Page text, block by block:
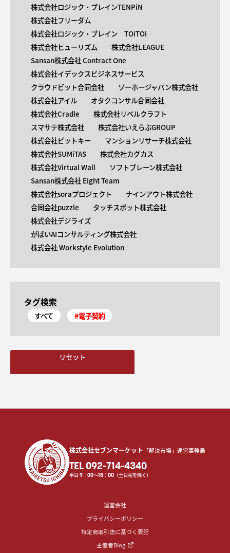
株式会社ロジック・ブレインTENPiN
株式会社フリーダム
株式会社ロジック・ブレイン TOiTOi
株式会社ヒューリズム
株式会社LEAGUE
Sansan株式会社 Contract One
株式会社イデックスビジネスサービス
クラウドビット合同会社
ゾーホージャパン株式会社
株式会社アイル
オタクコンサル合同会社
株式会社Cradle
株式会社リベルクラフト
スマサテ株式会社
株式会社いえらぶGROUP
株式会社ビットキー
マンションリサーチ株式会社
株式会社SUMiTAS
株式会社カグカス
株式会社Virtual Wall
ソフトブレーン株式会社
Sansan株式会社 Eight Team
株式会社soraプロジェクト
ナインアウト株式会社
合同会社puzzle
タッチスポット株式会社
株式会社デジライズ
がばいAIコンサルティング株式会社
株式会社 Workstyle Evolution
タグ検索
すべて #電子契約
リセット
株式会社セブンマーケット 「解決市場」運営事務局
TEL 092-714-4340
平日9 ：00〜18 ：00 （土日祝を除く）
運営会社
プライバシーポリシー
特定商取引法に基づく表記
主催者Blog